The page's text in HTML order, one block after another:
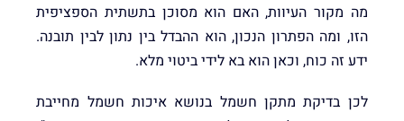
מה מקור העיוות, האם הוא מסוכן בתשתית הספציפית
הזו, ומה הפתרון הנכון, הוא ההבדל בין נתון לבין תובנה.
ידע זה כוח, וכאן הוא בא לידי ביטוי מלא.
לכן בדיקת מתקן חשמל בנושא איכות חשמל מחייבת